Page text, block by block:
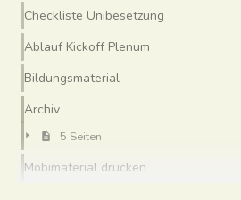
Checkliste Unibesetzung
Ablauf Kickoff Plenum
Bildungsmaterial
Archiv
5 Seiten
Mobimaterial drucken